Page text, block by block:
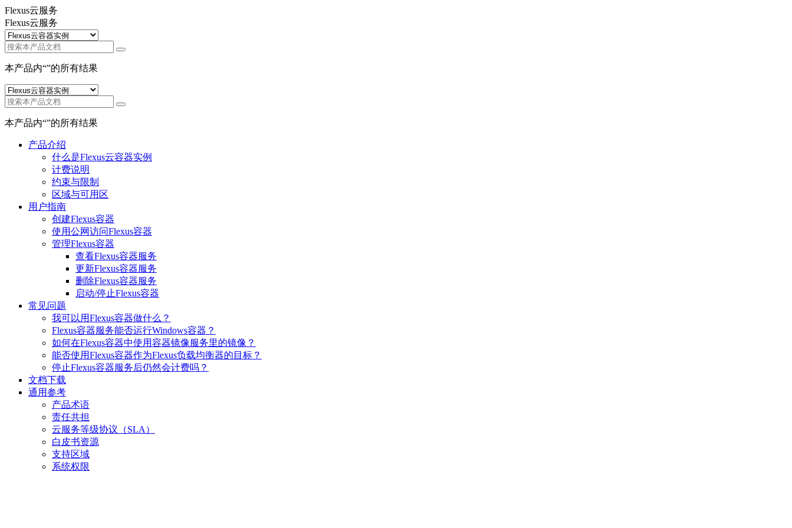
Flexus云服务
Flexus云服务
本产品内“”的所有结果
本产品内“”的所有结果
产品介绍
什么是Flexus云容器实例
计费说明
约束与限制
区域与可用区
用户指南
创建Flexus容器
使用公网访问Flexus容器
管理Flexus容器
查看Flexus容器服务
更新Flexus容器服务
删除Flexus容器服务
启动/停止Flexus容器
常见问题
我可以用Flexus容器做什么？
Flexus容器服务能否运行Windows容器？
如何在Flexus容器中使用容器镜像服务里的镜像？
能否使用Flexus容器作为Flexus负载均衡器的目标？
停止Flexus容器服务后仍然会计费吗？
文档下载
通用参考
产品术语
责任共担
云服务等级协议（SLA）
白皮书资源
支持区域
系统权限